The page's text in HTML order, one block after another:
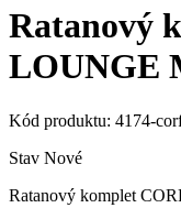
Ratanový
LOUNGE
Kód produktu: 4174-
Stav Nové
Ratanový komplet